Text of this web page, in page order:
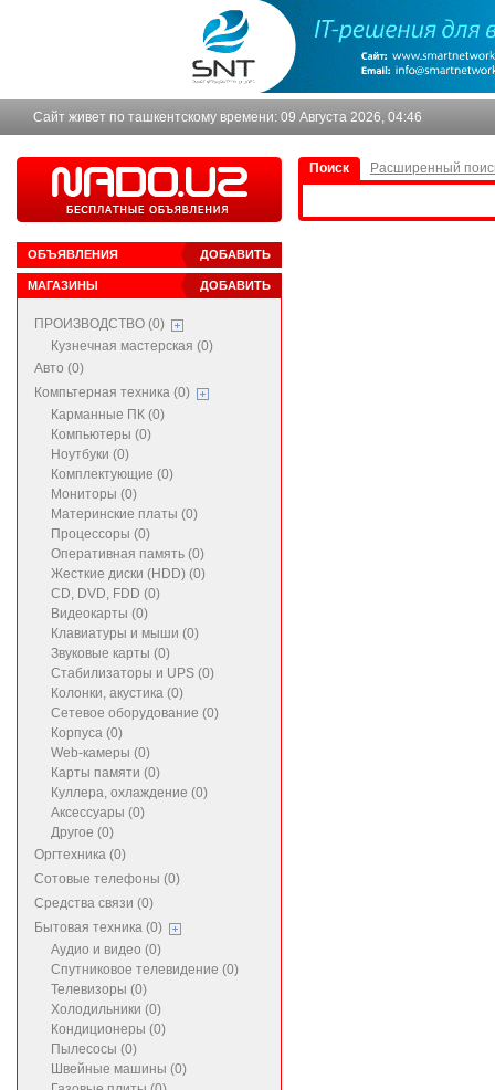
Сайт живет по ташкентскому времени: 09 Августа 2026, 04:46
ДОБАВИТЬ
ОБЪЯВЛЕНИЯ
ДОБАВИТЬ
МАГАЗИНЫ
ПРОИЗВОДСТВО (0)
Кузнечная мастерская (0)
Авто (0)
Компьтерная техника (0)
Карманные ПК (0)
Компьютеры (0)
Ноутбуки (0)
Комплектующие (0)
Мониторы (0)
Материнские платы (0)
Процессоры (0)
Оперативная память (0)
Жесткие диски (HDD) (0)
CD, DVD, FDD (0)
Видеокарты (0)
Клавиатуры и мыши (0)
Звуковые карты (0)
Стабилизаторы и UPS (0)
Колонки, акустика (0)
Сетевое оборудование (0)
Корпуса (0)
Web-камеры (0)
Карты памяти (0)
Куллера, охлаждение (0)
Аксессуары (0)
Другое (0)
Оргтехника (0)
Сотовые телефоны (0)
Средства связи (0)
Бытовая техника (0)
Аудио и видео (0)
Спутниковое телевидение (0)
Телевизоры (0)
Холодильники (0)
Кондиционеры (0)
Пылесосы (0)
Швейные машины (0)
Поиск Расширенный